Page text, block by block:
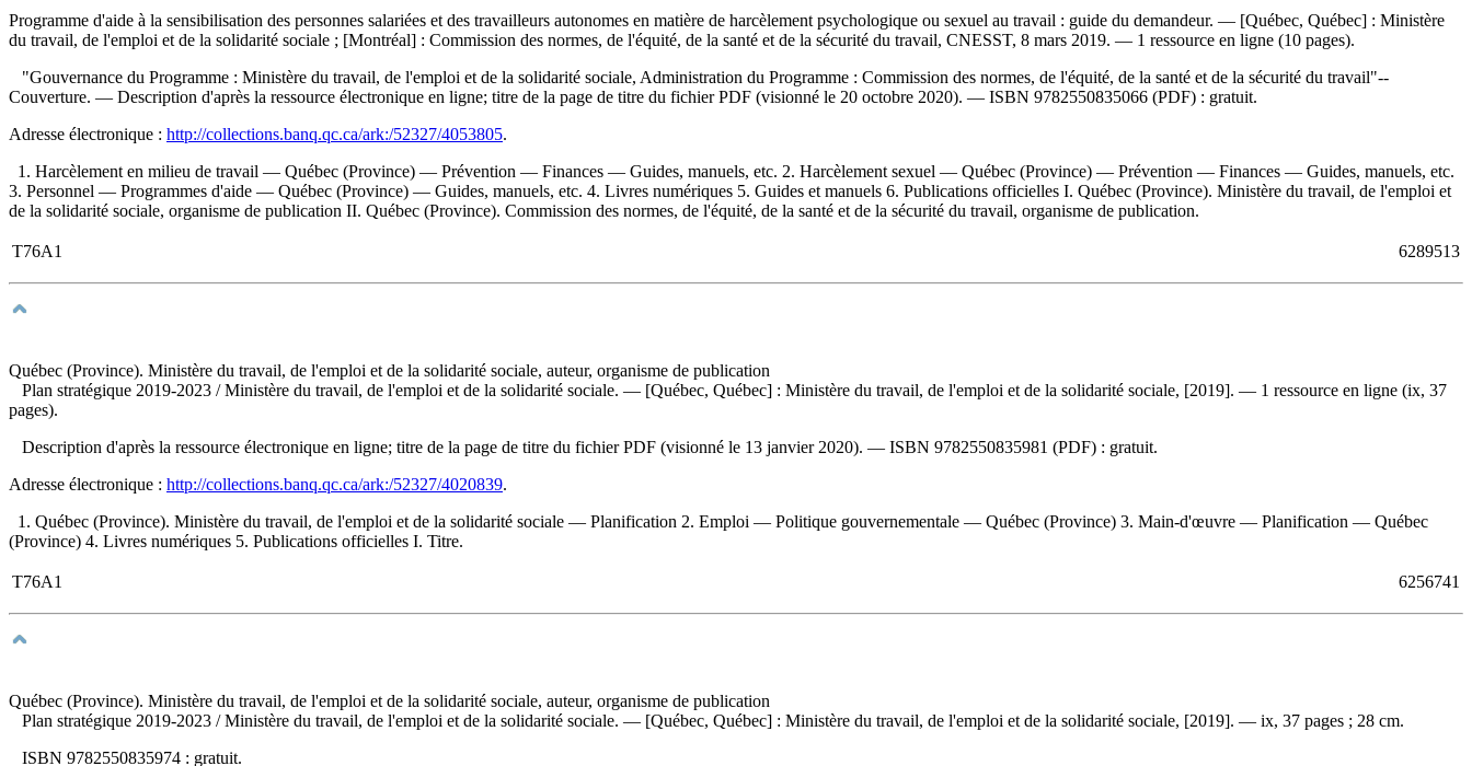
Programme d'aide à la sensibilisation des personnes salariées et des travailleurs autonomes en matière de harcèlement psychologique ou sexuel au travail : guide du demandeur. — [Québec, Québec] : Ministère
du travail, de l'emploi et de la solidarité sociale ; [Montréal] : Commission des normes, de l'équité, de la santé et de la sécurité du travail, CNESST, 8 mars 2019. — 1 ressource en ligne (10 pages).
"Gouvernance du Programme : Ministère du travail, de l'emploi et de la solidarité sociale, Administration du Programme : Commission des normes, de l'équité, de la santé et de la sécurité du travail"--
Couverture. — Description d'après la ressource électronique en ligne; titre de la page de titre du fichier PDF (visionné le 20 octobre 2020). — ISBN 9782550835066 (PDF) : gratuit.
Adresse électronique : http://collections.banq.qc.ca/ark:/52327/4053805.
1. Harcèlement en milieu de travail — Québec (Province) — Prévention — Finances — Guides, manuels, etc. 2. Harcèlement sexuel — Québec (Province) — Prévention — Finances — Guides, manuels, etc.
3. Personnel — Programmes d'aide — Québec (Province) — Guides, manuels, etc. 4. Livres numériques 5. Guides et manuels 6. Publications officielles I. Québec (Province). Ministère du travail, de l'emploi et
de la solidarité sociale, organisme de publication II. Québec (Province). Commission des normes, de l'équité, de la santé et de la sécurité du travail, organisme de publication.
T76A1 6289513
Québec (Province). Ministère du travail, de l'emploi et de la solidarité sociale, auteur, organisme de publication
Plan stratégique 2019-2023 / Ministère du travail, de l'emploi et de la solidarité sociale. — [Québec, Québec] : Ministère du travail, de l'emploi et de la solidarité sociale, [2019]. — 1 ressource en ligne (ix, 37
pages).
Description d'après la ressource électronique en ligne; titre de la page de titre du fichier PDF (visionné le 13 janvier 2020). — ISBN 9782550835981 (PDF) : gratuit.
Adresse électronique : http://collections.banq.qc.ca/ark:/52327/4020839.
1. Québec (Province). Ministère du travail, de l'emploi et de la solidarité sociale — Planification 2. Emploi — Politique gouvernementale — Québec (Province) 3. Main-d'œuvre — Planification — Québec
(Province) 4. Livres numériques 5. Publications officielles I. Titre.
T76A1 6256741
Québec (Province). Ministère du travail, de l'emploi et de la solidarité sociale, auteur, organisme de publication
Plan stratégique 2019-2023 / Ministère du travail, de l'emploi et de la solidarité sociale. — [Québec, Québec] : Ministère du travail, de l'emploi et de la solidarité sociale, [2019]. — ix, 37 pages ; 28 cm.
ISBN 9782550835974 : gratuit.